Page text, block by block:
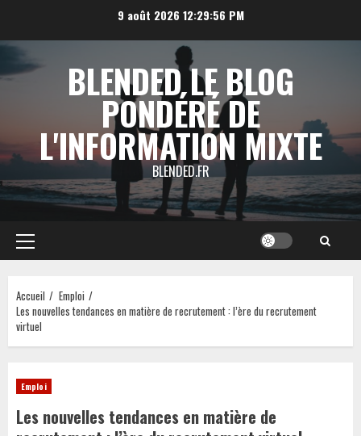
contenu
9 août 2026 12:29:56 PM
BLENDED LE BLOG
PONDÉRÉ DE
L'INFORMATION MIXTE
BLENDED.FR
Menu
principal
Accueil
Emploi
Les nouvelles tendances en matière de recrutement : l’ère du recrutement
virtuel
Emploi
Les nouvelles tendances en matière de